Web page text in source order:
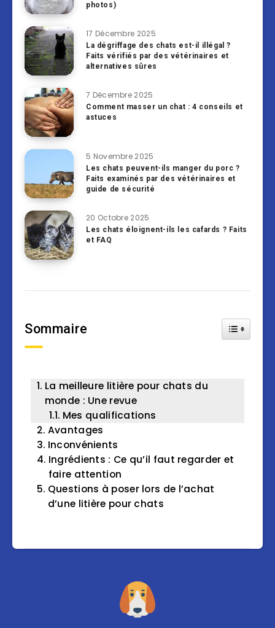
photos)
17 Décembre 2025
La dégriffage des chats est-il illégal ?
Faits vérifiés par des vétérinaires et
alternatives sûres
7 Décembre 2025
Comment masser un chat : 4 conseils et
astuces
5 Novembre 2025
Les chats peuvent-ils manger du porc ?
Faits examinés par des vétérinaires et
guide de sécurité
20 Octobre 2025
Les chats éloignent-ils les cafards ? Faits
et FAQ
Sommaire Toggle
La meilleure litière pour chats du
monde : Une revue
Mes qualifications
Avantages
Inconvénients
Ingrédients : Ce qu’il faut regarder et
faire attention
Questions à poser lors de l’achat
d’une litière pour chats